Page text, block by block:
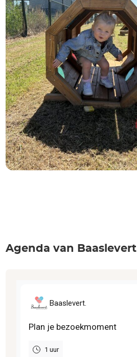
Agenda van Baaslevert